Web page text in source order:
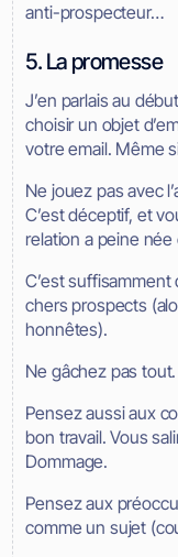
anti-prospecteur…
5. La promesse
J’en parlais au
choisir un objet
votre email. Même
Ne jouez pas avec
C’est déceptif, et
relation a peine
C’est
chers prospects
honnêtes).
Ne gâchez pas tout.
Pensez aussi aux
bon travail. Vous
Dommage.
Pensez aux
comme un sujet